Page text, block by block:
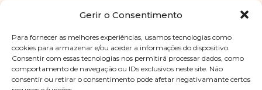
Gerir o Consentimento
Para fornecer as melhores experiências, usamos tecnologias como
cookies para armazenar e/ou aceder a informações do dispositivo.
Consentir com essas tecnologias nos permitirá processar dados, como
comportamento de navegação ou IDs exclusivos neste site. Não
consentir ou retirar o consentimento pode afetar negativamante certos
Copyright © 2025 Sabores Santa Clara
. Todos os direitos
reservadosPolítica de Privacidade |Termos e condições